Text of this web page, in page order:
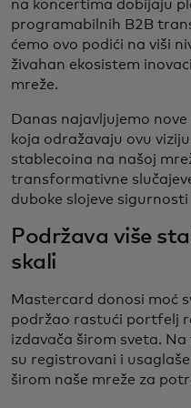
na koncertima dobijaju
programabilnih B2B
ćemo ovo podići na viši
živahan ekosistem
mreže.
Danas najavljujemo
koja odražavaju ovu
stablecoina na našoj
transformativne
duboke slojeve
Podržava više
skali
Mastercard donosi moć
podržao rastući portfelj
izdavača širom sveta.
su registrovani i
širom naše mreže za